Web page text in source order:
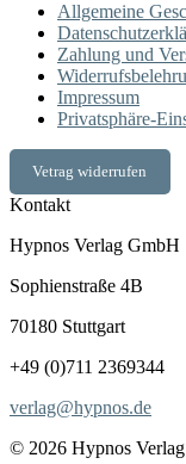
Allgemeine
Zahlung und
Impressum
Privatsphäre-
Vetrag widerrufen
Kontakt
Hypnos Verlag GmbH
Sophienstraße 4B
70180 Stuttgart
+49 (0)711 2369344
verlag@hypnos.de
© 2026 Hypnos Verlag